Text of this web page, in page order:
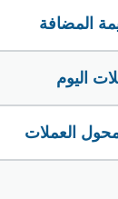
المضافة
اليوم
العملات